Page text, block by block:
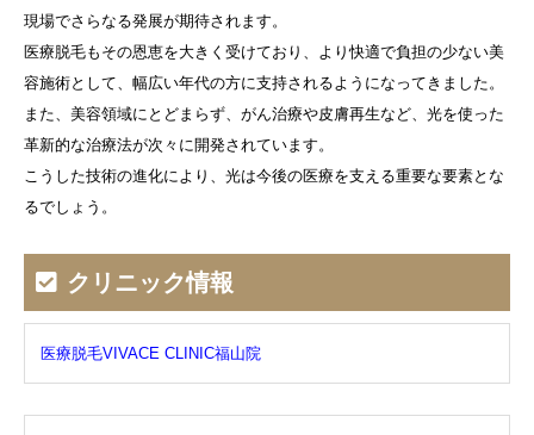
現場でさらなる発展が期待されます。
医療脱毛もその恩恵を大きく受けており、より快適で負担の少ない美
容施術として、幅広い年代の方に支持されるようになってきました。
また、美容領域にとどまらず、がん治療や皮膚再生など、光を使った
革新的な治療法が次々に開発されています。
こうした技術の進化により、光は今後の医療を支える重要な要素とな
るでしょう。
クリニック情報
医療脱毛VIVACE CLINIC福山院